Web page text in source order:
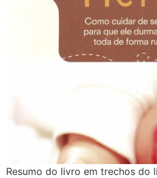
Resumo do livro em trechos do